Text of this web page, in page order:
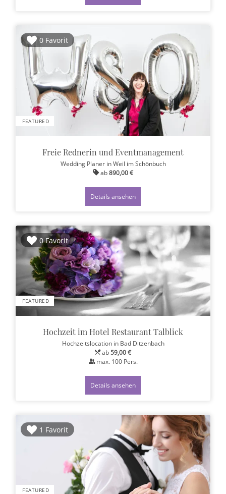
0 Favorit
FEATURED
Freie Rednerin und Eventmanagement
Wedding Planer in Weil im Schönbuch
ab890,00 €
Details ansehen
0 Favorit
FEATURED
Hochzeit im Hotel Restaurant Talblick
Hochzeitslocation in Bad Ditzenbach
ab59,00 €
max. 100Pers.
Details ansehen
1 Favorit
FEATURED